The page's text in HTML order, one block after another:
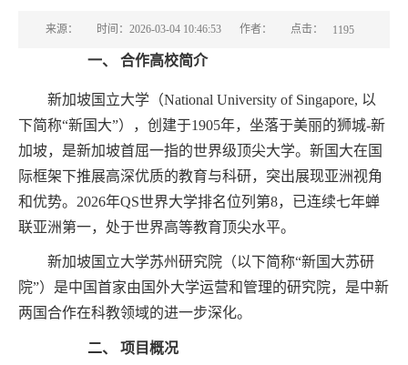
来源： 时间：2026-03-04 10:46:53 作者： 点击： 1195
一、 合作高校简介
新加坡国立大学（National University of Singapore, 以
下简称“新国大”），创建于1905年，坐落于美丽的狮城-新
加坡，是新加坡首屈一指的世界级顶尖大学。新国大在国
际框架下推展高深优质的教育与科研，突出展现亚洲视角
和优势。 2026年QS世界大学排名位列第8，已连续七年蝉
联亚洲第一，处于世界高等教育顶尖水平。
新加坡国立大学苏州研究院（以下简称“新国大苏研
院”）是中国首家由国外大学运营和管理的研究院，是中新
两国合作在科教领域的进一步深化。
二、 项目概况